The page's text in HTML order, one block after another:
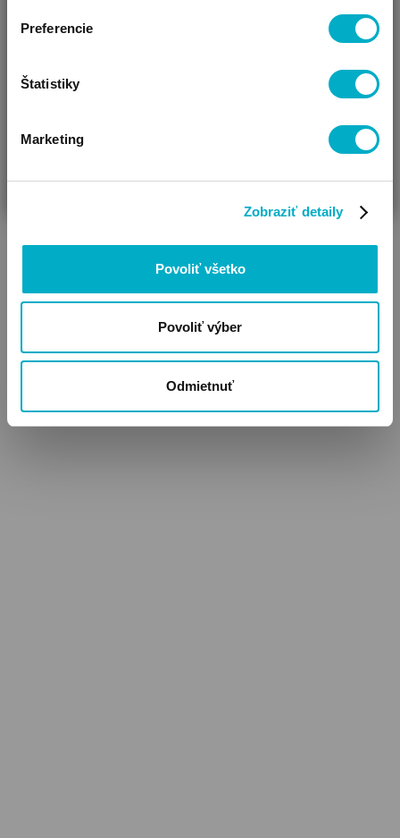
Preferencie
Štatistiky
Marketing
Zobraziť detaily
Povoliť všetko
Povoliť výber
Odmietnuť